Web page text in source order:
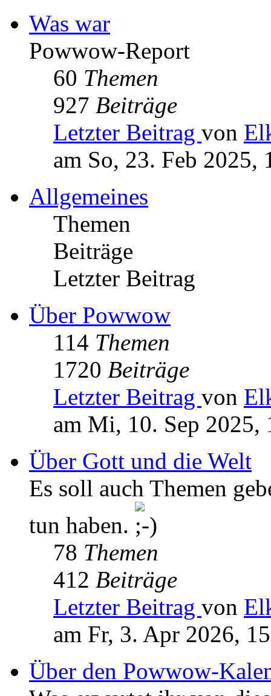
Was war
Powwow-Report
60 Themen
927 Beiträge
Letzter Beitrag von
am So, 23. Feb 2025,
Allgemeines
Themen
Beiträge
Letzter Beitrag
Über Powwow
114 Themen
1720 Beiträge
Letzter Beitrag von
am Mi, 10. Sep 2025,
Über Gott und die Welt
Es soll auch Themen
tun haben.
78 Themen
412 Beiträge
Letzter Beitrag von
am Fr, 3. Apr 2026,
Über den Powwow-